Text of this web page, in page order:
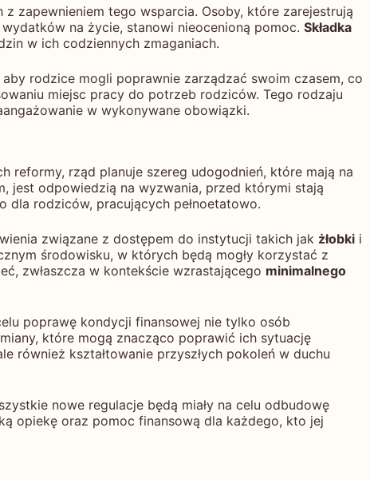
zapewnieniem tego wsparcia. Osoby, które zarejestrują
na życie, stanowi nieocenioną pomoc. Składka
w ich codziennych zmaganiach.
rodzice mogli poprawnie zarządzać swoim czasem, co
miejsc pracy do potrzeb rodziców. Tego rodzaju
w wykonywane obowiązki.
reformy, rząd planuje szereg udogodnień, które mają na
jest odpowiedzią na wyzwania, przed którymi stają
rodziców, pracujących pełnoetatowo.
związane z dostępem do instytucji takich jak żłobki i
środowisku, w których będą mogły korzystać z
zwłaszcza w kontekście wzrastającego minimalnego
poprawę kondycji finansowej nie tylko osób
które mogą znacząco poprawić ich sytuację
również kształtowanie przyszłych pokoleń w duchu
nowe regulacje będą miały na celu odbudowę
opiekę oraz pomoc finansową dla każdego, kto jej